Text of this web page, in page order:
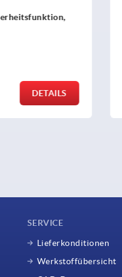
Innengewinde
DETAILS
SERVICE
Lieferkonditionen
Werkstoffübersicht